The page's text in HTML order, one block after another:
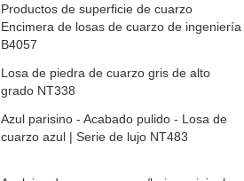
Productos de superficie de cuarzo
Encimera de losas de cuarzo de ingeniería
B4057
Losa de piedra de cuarzo gris de alto
grado NT338
Azul parisino - Acabado pulido - Losa de
cuarzo azul | Serie de lujo NT483